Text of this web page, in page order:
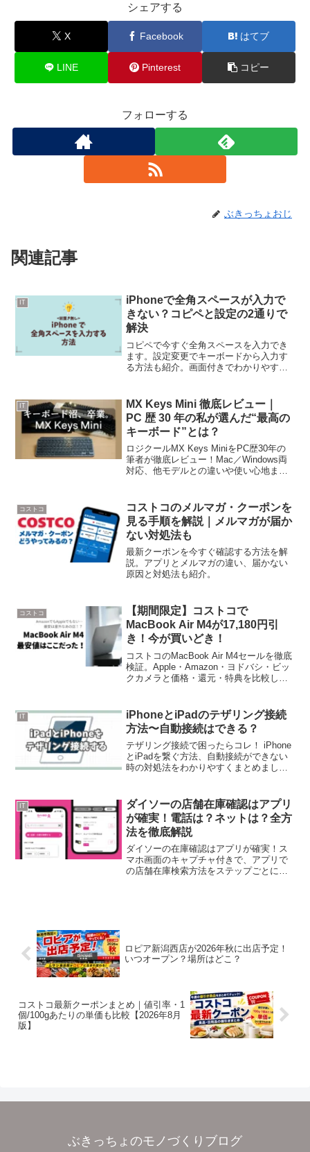
シェアする
X Facebook はてブ
LINE Pinterest コピー
フォローする
ぶきっちょおじ
関連記事
IT
iPhoneで全角スペースが入力で
きない？コピペと設定の2通りで
解決
コピペで今すぐ全角スペースを入力でき
ます。設定変更でキーボードから入力す
る方法も紹介。画面付きでわかりやすく
IT
MX Keys Mini 徹底レビュー｜
PC 歴 30 年の私が選んだ“最高の
キーボード”とは？
ロジクールMX Keys MiniをPC歴30年の
筆者が徹底レビュー！Mac／Windows両
対応、他モデルとの違いや使い心地まで
コストコ
コストコのメルマガ・クーポンを
見る手順を解説｜メルマガが届か
ない対処法も
最新クーポンを今すぐ確認する方法を解
説。アプリとメルマガの違い、届かない
原因と対処法も紹介。
コストコ
【期間限定】コストコで
MacBook Air M4が17,180円引
き！今が買いどき！
コストコのMacBook Air M4セールを徹底
検証。Apple・Amazon・ヨドバシ・ビッ
クカメラと価格・還元・特典を比較し、
IT
iPhoneとiPadのテザリング接続
方法〜自動接続はできる？
テザリング接続で困ったらコレ！ iPhone
とiPadを繋ぐ方法、自動接続ができない
時の対処法をわかりやすくまとめまし
IT
ダイソーの店舗在庫確認はアプリ
が確実！電話は？ネットは？全方
法を徹底解説
ダイソーの在庫確認はアプリが確実！ス
マホ画面のキャプチャ付きで、アプリで
の店舗在庫検索方法をステップごとに徹
ロピア新潟西店が2026年秋に出店予定！
いつオープン？場所はどこ？
コストコ最新クーポンまとめ｜値引率・1
個/100gあたりの単価も比較【2026年8月
版】
ぶきっちょのモノづくりブログ